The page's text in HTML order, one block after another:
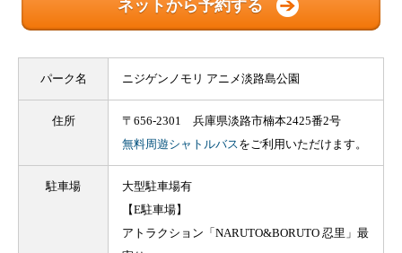
ネットから予約する
パーク名 ニジゲンノモリ アニメ淡路島公園
住所
〒656-2301 兵庫県淡路市楠本2425番2号
無料周遊シャトルバスをご利用いただけます。
駐車場
大型駐車場有
【E駐車場】
アトラクション「NARUTO&BORUTO 忍里」最